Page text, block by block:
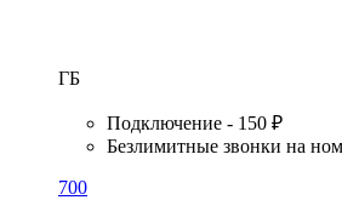
ГБ
Подключение - 150 ₽
Безлимитные звонки на
700